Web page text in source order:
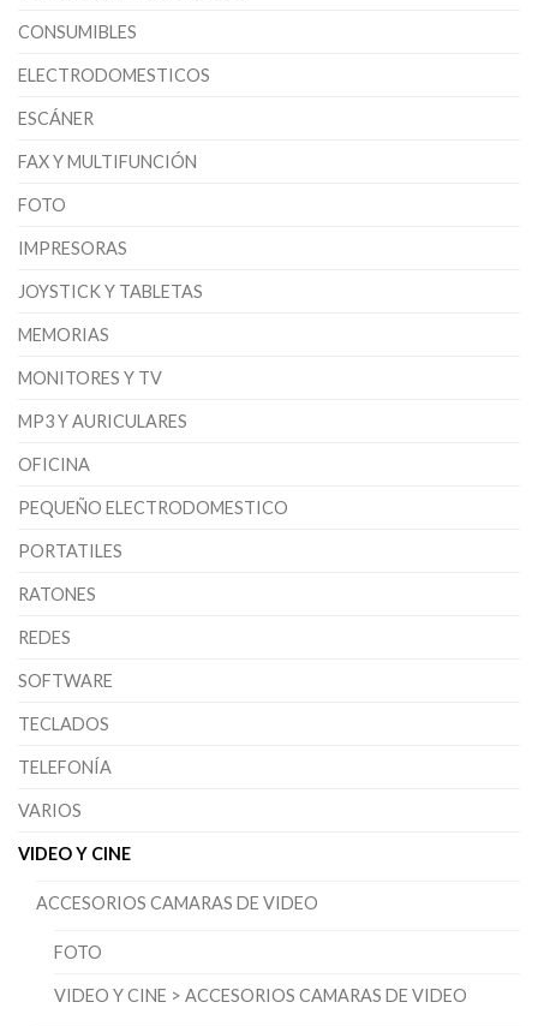
CONSUMIBLES
ELECTRODOMESTICOS
ESCÁNER
FAX Y MULTIFUNCIÓN
FOTO
IMPRESORAS
JOYSTICK Y TABLETAS
MEMORIAS
MONITORES Y TV
MP3 Y AURICULARES
OFICINA
PEQUEÑO ELECTRODOMESTICO
PORTATILES
RATONES
REDES
SOFTWARE
TECLADOS
TELEFONÍA
VARIOS
VIDEO Y CINE
ACCESORIOS CAMARAS DE VIDEO
FOTO
VIDEO Y CINE > ACCESORIOS CAMARAS DE VIDEO